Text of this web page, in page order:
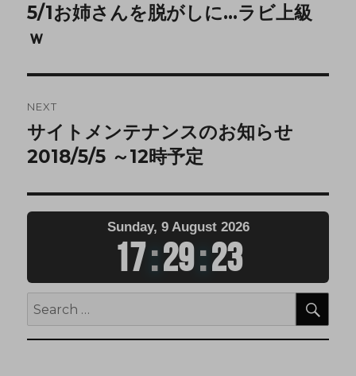
5/1お姉さんを脱がしに…ラビ上級
ｗ
NEXT
サイトメンテナンスのお知らせ
2018/5/5 ～12時予定
Sunday, 9 August 2026
17:29:24